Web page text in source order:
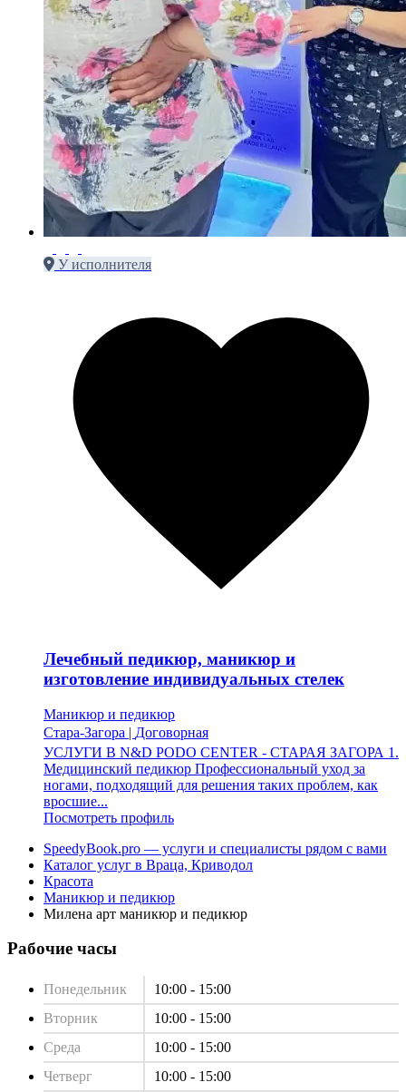
У исполнителя
Лечебный педикюр, маникюр и
изготовление индивидуальных стелек
Маникюр и педикюр
Стара-Загора | Договорная
УСЛУГИ В N&D PODO CENTER - СТАРАЯ ЗАГОРА 1.
Медицинский педикюр Профессиональный уход за
ногами, подходящий для решения таких проблем, как
вросшие...
Посмотреть профиль
SpeedyBook.pro — услуги и специалисты рядом с вами
Каталог услуг в Враца, Криводол
Красота
Маникюр и педикюр
Милена арт маникюр и педикюр
Рабочие часы
Понедельник
10:00 - 15:00
Вторник
10:00 - 15:00
Среда
10:00 - 15:00
Четверг
10:00 - 15:00